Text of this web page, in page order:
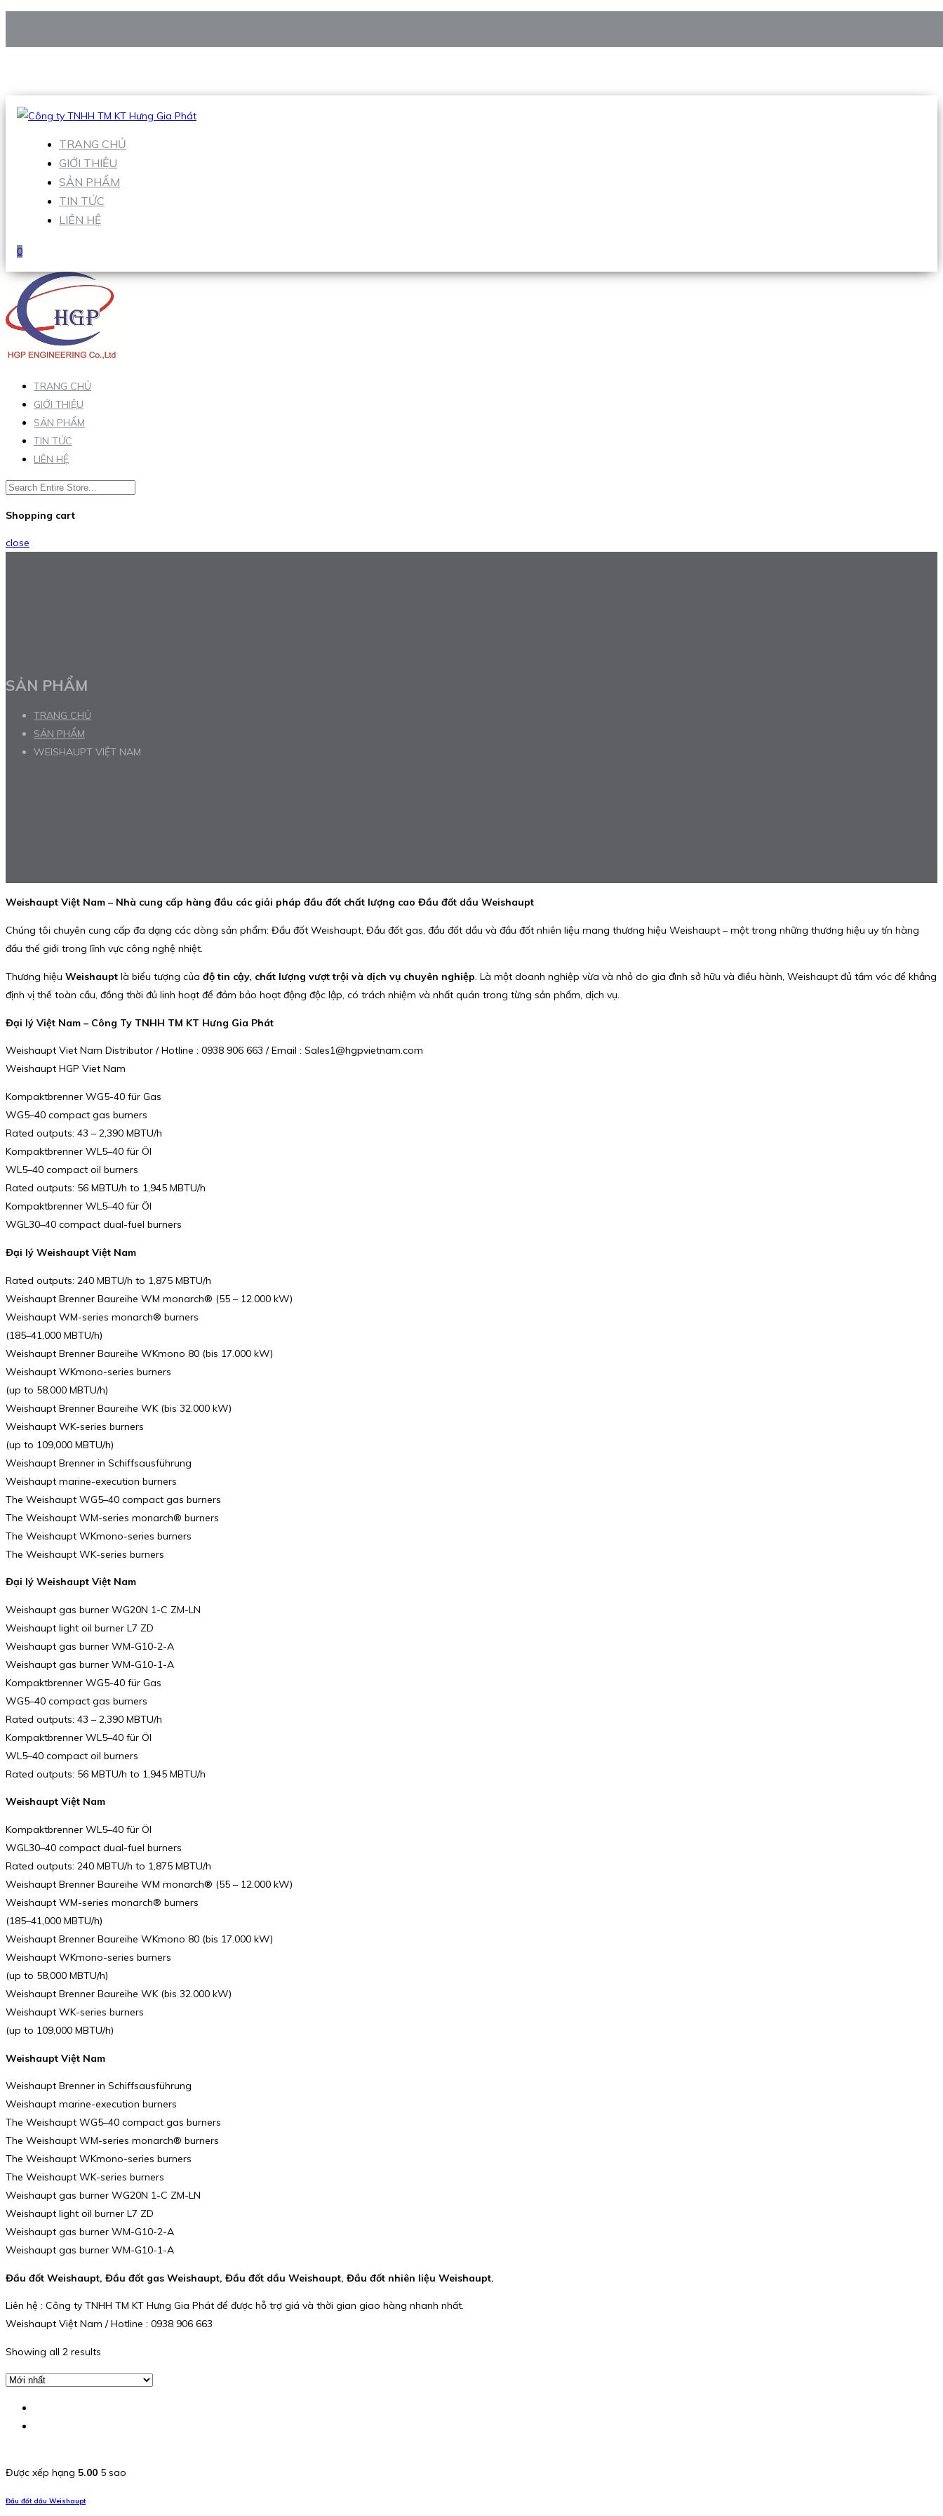
Hotline:0938 906 663
TRANG CHỦ
GIỚI THIỆU
SẢN PHẨM
TIN TỨC
LIÊN HỆ
0
TRANG CHỦ
GIỚI THIỆU
SẢN PHẨM
TIN TỨC
LIÊN HỆ
Shopping cart
close
SẢN PHẨM
TRANG CHỦ
SẢN PHẨM
WEISHAUPT VIỆT NAM
Weishaupt Việt Nam – Nhà cung cấp hàng đầu các giải pháp đầu đốt chất lượng cao Đầu đốt dầu Weishaupt
Chúng tôi chuyên cung cấp đa dạng các dòng sản phẩm: Đầu đốt Weishaupt, Đầu đốt gas, đầu đốt dầu và đầu đốt nhiên liệu mang thương hiệu Weishaupt – một trong những thương hiệu uy tín hàng
đầu thế giới trong lĩnh vực công nghệ nhiệt.
Thương hiệu Weishaupt là biểu tượng của độ tin cậy, chất lượng vượt trội và dịch vụ chuyên nghiệp. Là một doanh nghiệp vừa và nhỏ do gia đình sở hữu và điều hành, Weishaupt đủ tầm vóc để khẳng
định vị thế toàn cầu, đồng thời đủ linh hoạt để đảm bảo hoạt động độc lập, có trách nhiệm và nhất quán trong từng sản phẩm, dịch vụ.
Đại lý Việt Nam – Công Ty TNHH TM KT Hưng Gia Phát
Weishaupt Viet Nam Distributor / Hotline : 0938 906 663 / Email : Sales1@hgpvietnam.com
Weishaupt HGP Viet Nam
Kompaktbrenner WG5-40 für Gas
WG5–40 compact gas burners
Rated outputs: 43 – 2,390 MBTU/h
Kompaktbrenner WL5–40 für Öl
WL5–40 compact oil burners
Rated outputs: 56 MBTU/h to 1,945 MBTU/h
Kompaktbrenner WL5–40 für Öl
WGL30–40 compact dual-fuel burners
Đại lý Weishaupt Việt Nam
Rated outputs: 240 MBTU/h to 1,875 MBTU/h
Weishaupt Brenner Baureihe WM monarch® (55 – 12.000 kW)
Weishaupt WM-series monarch® burners
(185–41,000 MBTU/h)
Weishaupt Brenner Baureihe WKmono 80 (bis 17.000 kW)
Weishaupt WKmono-series burners
(up to 58,000 MBTU/h)
Weishaupt Brenner Baureihe WK (bis 32.000 kW)
Weishaupt WK-series burners
(up to 109,000 MBTU/h)
Weishaupt Brenner in Schiffsausführung
Weishaupt marine-execution burners
The Weishaupt WG5–40 compact gas burners
The Weishaupt WM-series monarch® burners
The Weishaupt WKmono-series burners
The Weishaupt WK-series burners
Đại lý Weishaupt Việt Nam
Weishaupt gas burner WG20N 1-C ZM-LN
Weishaupt light oil burner L7 ZD
Weishaupt gas burner WM-G10-2-A
Weishaupt gas burner WM-G10-1-A
Kompaktbrenner WG5-40 für Gas
WG5–40 compact gas burners
Rated outputs: 43 – 2,390 MBTU/h
Kompaktbrenner WL5–40 für Öl
WL5–40 compact oil burners
Rated outputs: 56 MBTU/h to 1,945 MBTU/h
Weishaupt Việt Nam
Kompaktbrenner WL5–40 für Öl
WGL30–40 compact dual-fuel burners
Rated outputs: 240 MBTU/h to 1,875 MBTU/h
Weishaupt Brenner Baureihe WM monarch® (55 – 12.000 kW)
Weishaupt WM-series monarch® burners
(185–41,000 MBTU/h)
Weishaupt Brenner Baureihe WKmono 80 (bis 17.000 kW)
Weishaupt WKmono-series burners
(up to 58,000 MBTU/h)
Weishaupt Brenner Baureihe WK (bis 32.000 kW)
Weishaupt WK-series burners
(up to 109,000 MBTU/h)
Weishaupt Việt Nam
Weishaupt Brenner in Schiffsausführung
Weishaupt marine-execution burners
The Weishaupt WG5–40 compact gas burners
The Weishaupt WM-series monarch® burners
The Weishaupt WKmono-series burners
The Weishaupt WK-series burners
Weishaupt gas burner WG20N 1-C ZM-LN
Weishaupt light oil burner L7 ZD
Weishaupt gas burner WM-G10-2-A
Weishaupt gas burner WM-G10-1-A
Đầu đốt Weishaupt, Đầu đốt gas Weishaupt, Đầu đốt dầu Weishaupt, Đầu đốt nhiên liệu Weishaupt.
Liên hệ : Công ty TNHH TM KT Hưng Gia Phát để được hỗ trợ giá và thời gian giao hàng nhanh nhất.
Weishaupt Việt Nam / Hotline : 0938 906 663
Showing all 2 results
Được xếp hạng 5.00 5 sao
Đầu đốt dầu Weishaupt